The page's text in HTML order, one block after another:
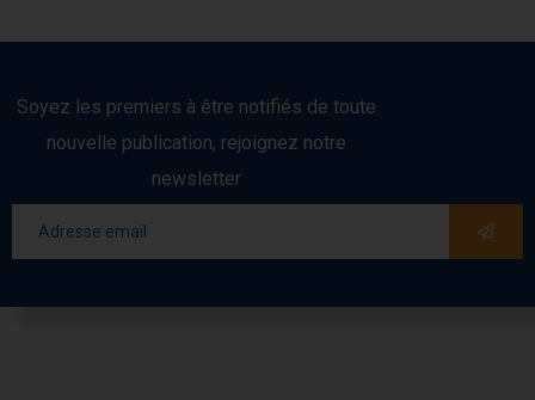
Soyez les premiers à être notifiés de toute
nouvelle publication, rejoignez notre
newsletter